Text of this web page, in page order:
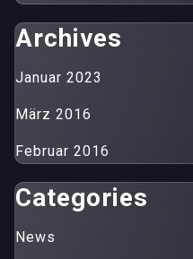
Archives
Januar 2023
März 2016
Februar 2016
Categories
News